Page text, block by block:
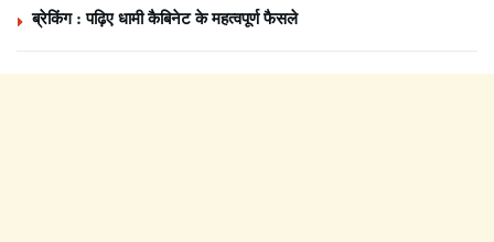
ब्रेकिंग : पढ़िए धामी कैबिनेट के महत्वपूर्ण फैसले